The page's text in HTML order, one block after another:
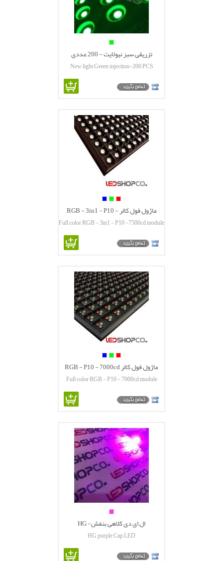
تزریقی سبز نیولایت - 200 عددی
New light Green injection-200 PCS
ماژول فول کالر RGB - 3in1 - P10 -
7500cd
Full color RGB - 3in1 - P10 -7500cd module
ماژول فول کالر RGB - P10 - 7000cd
Full color RGB - P10 - 7000cd module
ال ای دی کلاهی بنفش- HG
HG purple Cap LED